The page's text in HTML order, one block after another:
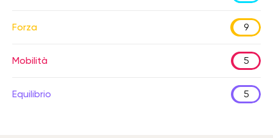
Forza 9
Mobilità 5
Equilibrio 5